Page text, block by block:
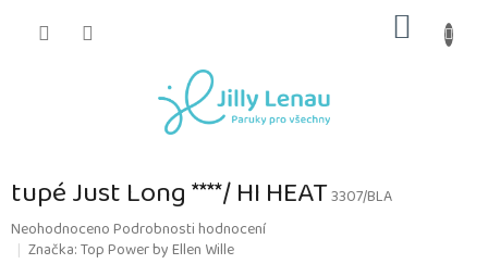
KOŠÍK
tupé Just Long ****/ HI HEAT3307/BLA
Průměrné
hodnocení
NeohodnocenoPodrobnosti hodnocení
Značka:Top Power by Ellen Wille